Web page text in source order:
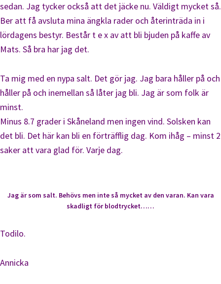
sedan. Jag tycker också att det jäcke nu. Väldigt mycket så.
Ber att få avsluta mina ängkla rader och återinträda in i
lördagens bestyr. Består t e x av att bli bjuden på kaffe av
Mats. Så bra har jag det.
Ta mig med en nypa salt. Det gör jag. Jag bara håller på och
håller på och inemellan så låter jag bli. Jag är som folk är
minst.
Minus 8.7 grader i Skåneland men ingen vind. Solsken kan
det bli. Det här kan bli en förträfflig dag. Kom ihåg – minst 2
saker att vara glad för. Varje dag.
Jag är som salt. Behövs men inte så mycket av den varan. Kan vara
skadligt för blodtrycket……
Todilo.
Annicka